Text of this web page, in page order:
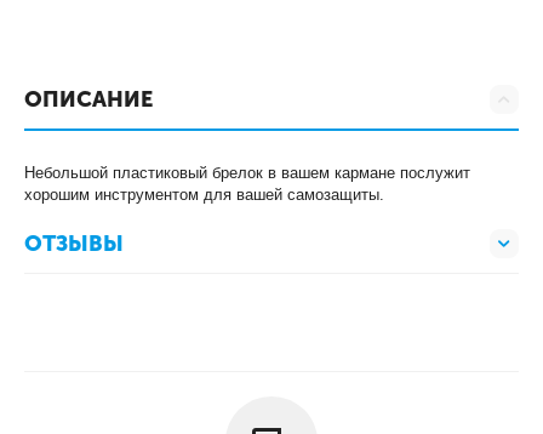
ОПИСАНИЕ
Небольшой пластиковый брелок в вашем кармане послужит
хорошим инструментом для вашей самозащиты.
ОТЗЫВЫ